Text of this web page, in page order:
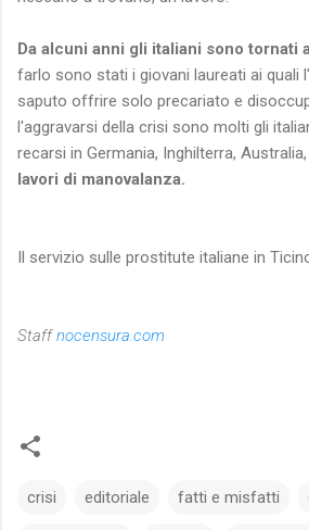
Da alcuni anni gli italiani sono tornati
farlo sono stati i giovani laureati ai quali
saputo offrire solo precariato e
l'aggravarsi della crisi sono molti gli
recarsi in Germania, Inghilterra,
lavori di manovalanza.
Il servizio sulle prostitute italiane in
Staffnocensura.com
crisi editoriale fatti e misfatti